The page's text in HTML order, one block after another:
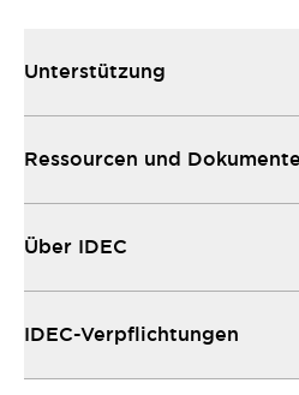
Unterstützung
Ressourcen und Dokumente
Über IDEC
IDEC-Verpflichtungen